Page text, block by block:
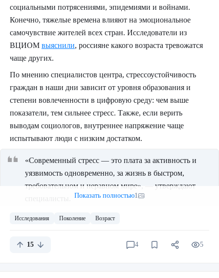
Свой приют они нашли в маленькой, но перспективной
компании MOS Technology, занимавшейся выпуском
чипов для калькуляторов и однокристального понга для
Одной из проблем 6800 было то, что для производства
социальными потрясениями, эпидемиями и войнами.
Конечно, тяжелые времена влияют на эмоциональное
самочувствие жителей всех стран. Исследователи из
ВЦИОМ выяснили, россияне какого возраста тревожатся
чаще других.
По мнению специалистов центра, стрессоустойчивость
граждан в наши дни зависит от уровня образования и
степени вовлеченности в цифровую среду: чем выше
показатели, тем сильнее стресс. Также, если верить
выводам социологов, внутреннее напряжение чаще
испытывают люди с низким достатком.
«Современный стресс — это плата за активность и
уязвимость одновременно, за жизнь в быстром,
требовательном и неравном мире», — утверждают
Исследователи отдельно описали зависимость между
Так, по словам команды ВЦИОМ, самыми спокойными
Показать полностью1
Исследования Поколение Возраст
15 4 5